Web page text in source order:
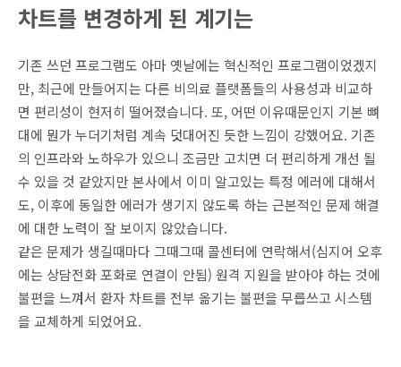
차트를 변경하게 된 계기는
기존 쓰던 프로그램도 아마 옛날에는 혁신적인 프로그램이었겠지
만, 최근에 만들어지는 다른 비의료 플랫폼들의 사용성과 비교하
면 편리성이 현저히 떨어졌습니다. 또, 어떤 이유때문인지 기본 뼈
대에 뭔가 누더기처럼 계속 덧대어진 듯한 느낌이 강했어요. 기존
의 인프라와 노하우가 있으니 조금만 고치면 더 편리하게 개선 될
수 있을 것 같았지만 본사에서 이미 알고있는 특정 에러에 대해서
도, 이후에 동일한 에러가 생기지 않도록 하는 근본적인 문제 해결
에 대한 노력이 잘 보이지 않았습니다.
같은 문제가 생길때마다 그때그때 콜센터에 연락해서(심지어 오후
에는 상담전화 포화로 연결이 안됨) 원격 지원을 받아야 하는 것에
불편을 느껴서 환자 차트를 전부 옮기는 불편을 무릅쓰고 시스템
을 교체하게 되었어요.